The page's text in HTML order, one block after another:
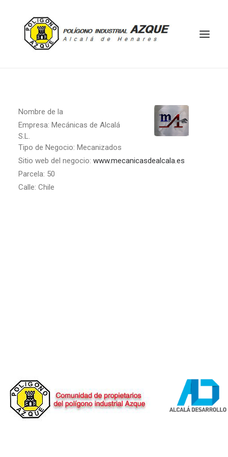
EMPRESAS
ACTIVIDADES
UBICACIÓN
MAPA
CONTACTO
Nombre de la
Empresa: Mecánicas de Alcalá
S.L.
Tipo de Negocio: Mecanizados
Sitio web del negocio: www.mecanicasdealcala.es
Parcela: 50
Calle: Chile